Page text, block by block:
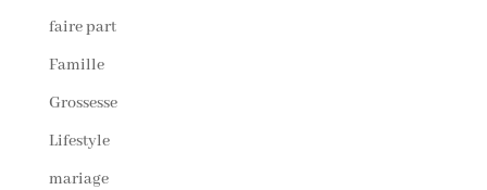
faire part
Famille
Grossesse
Lifestyle
mariage